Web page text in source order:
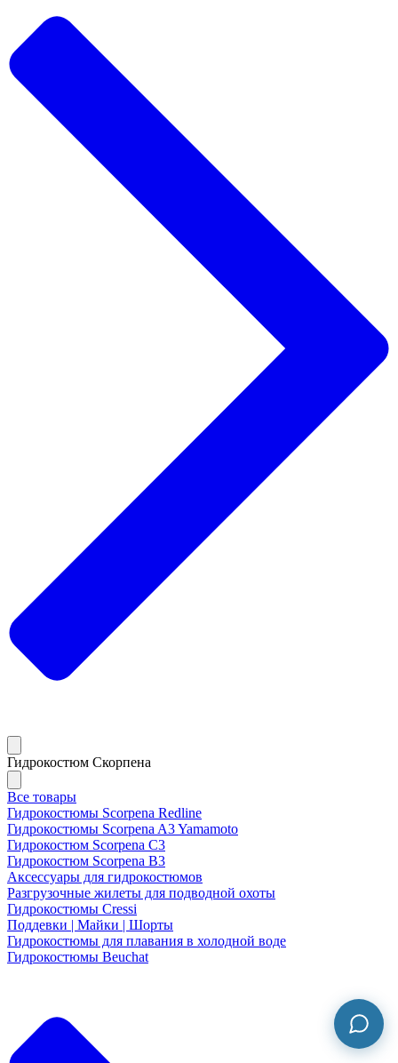
Гидрокостюм Скорпена
Все товары
Гидрокостюмы Scorpena Redline
Гидрокостюмы Scorpena A3 Yamamoto
Гидрокостюм Scorpena C3
Гидрокостюм Scorpena B3
Аксессуары для гидрокостюмов
Разгрузочные жилеты для подводной охоты
Гидрокостюмы Cressi
Поддевки | Майки | Шорты
Гидрокостюмы для плавания в холодной воде
Гидрокостюмы Beuchat